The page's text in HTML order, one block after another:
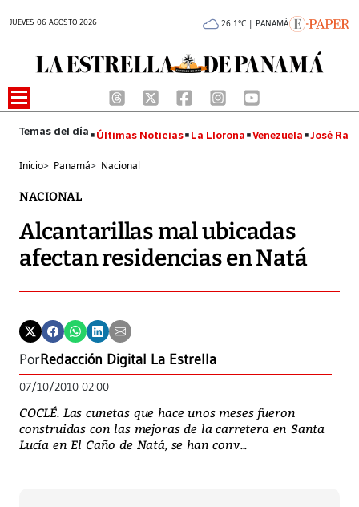
JUEVES 06 AGOSTO 2026 26.1°C | PANAMÁ
Últimas Noticias La Llorona Venezuela José
Inicio> Panamá> Nacional
NACIONAL
Alcantarillas mal ubicadas
afectan residencias en Natá
PorRedacción Digital La Estrella
07/10/2010 02:00
COCLÉ. Las cunetas que hace unos meses fueron
construidas con las mejoras de la carretera en Santa
Lucía en El Caño de Natá, se han conv...